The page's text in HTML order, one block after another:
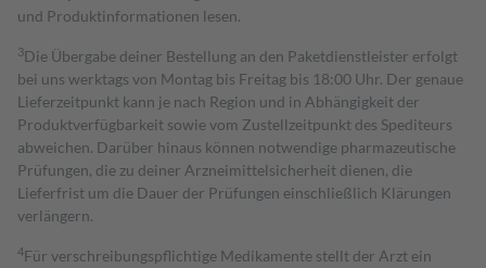
und Produktinformationen lesen.
3Die Übergabe deiner Bestellung an den Paketdienstleister erfolgt
bei uns werktags von Montag bis Freitag bis 18:00 Uhr. Der genaue
Lieferzeitpunkt kann je nach Region und in Abhängigkeit der
Produktverfügbarkeit sowie vom Zustellzeitpunkt des Spediteurs
abweichen. Darüber hinaus können notwendige pharmazeutische
Prüfungen, die zu deiner Arzneimittelsicherheit dienen, die
Lieferfrist um die Dauer der Prüfungen einschließlich Klärungen
verlängern.
4Für verschreibungspflichtige Medikamente stellt der Arzt ein